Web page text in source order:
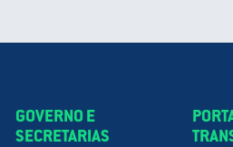
GOVERNO E
SECRETARIAS